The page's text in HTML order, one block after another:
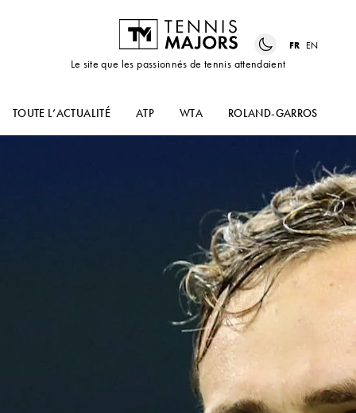
Le site que les passionnés de tennis attendaient
FR EN
TOUTE L’ACTUALITÉ ATP WTA ROLAND-GARROS